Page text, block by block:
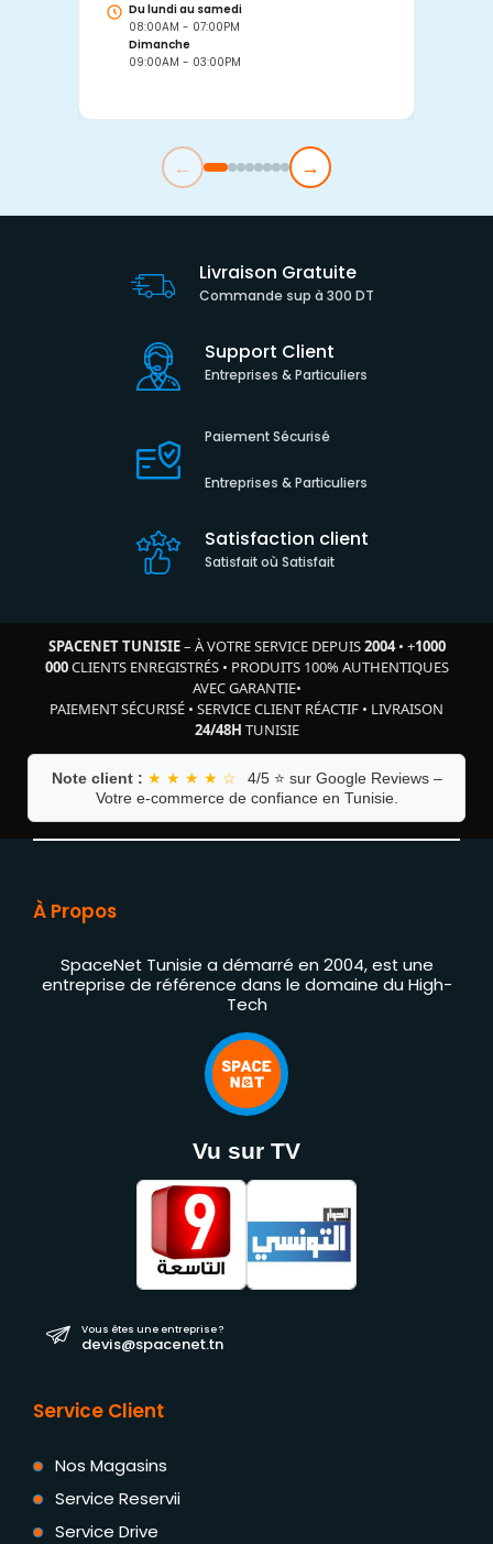
Du lundi au samedi
08:00AM - 07:00PM
Dimanche
09:00AM - 03:00PM
← →
Livraison Gratuite
Commande sup à 300 DT
Support Client
Entreprises & Particuliers
Paiement Sécurisé
Entreprises & Particuliers
Satisfaction client
Satisfait où Satisfait
SPACENET TUNISIE– À VOTRE SERVICE DEPUIS2004• +1000
000CLIENTS ENREGISTRÉS• PRODUITS 100% AUTHENTIQUES
AVEC GARANTIE•
PAIEMENT SÉCURISÉ • SERVICE CLIENT RÉACTIF • LIVRAISON
24/48H TUNISIE
Note client : ★ ★ ★ ★ ☆
4/5 ⭐ sur Google Reviews –
Votre e-commerce de confiance en Tunisie.
À Propos
SpaceNet Tunisie a démarré en 2004, est une
entreprise de référence dans le domaine du High-
Tech
Vu sur TV
Vous êtes une entreprise ?
devis@spacenet.tn
Service Client
Nos Magasins
Service Reservii
Service Drive